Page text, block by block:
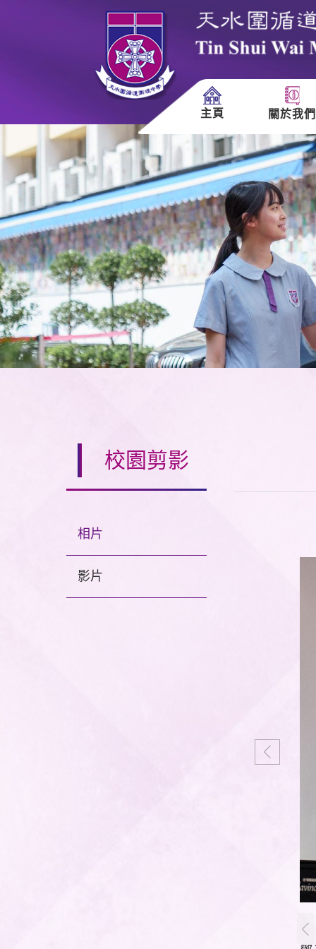
主頁 關於我們
校園剪影
相片
影片